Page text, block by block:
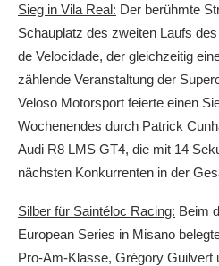
Sieg in Vila Real: Der berühmte
Schauplatz des zweiten Laufs
de Velocidade, der gleichzeitig
zählende Veranstaltung der
Veloso Motorsport feierte einen
Wochenendes durch Patrick
Audi R8 LMS GT4, die mit 14
nächsten Konkurrenten in der
Silber für Saintéloc Racing: Beim
European Series in Misano
Pro-Am-Klasse, Grégory Guilvert